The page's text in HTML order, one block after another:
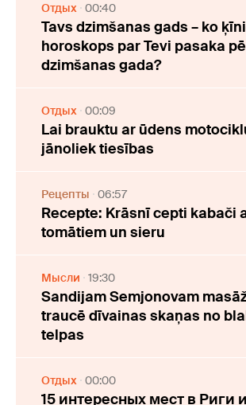
Отдых 00:40
Tavs dzimšanas gads – ko
horoskops par Tevi pasaka
dzimšanas gada?
Отдых 00:09
Lai brauktu ar ūdens
jānoliek tiesības
Рецепты 06:57
Recepte: Krāsnī cepti kabači
tomātiem un sieru
Мысли 19:30
Sandijam Semjonovam
traucē dīvainas skaņas no
telpas
Отдых 00:00
15 интересных мест в Риги